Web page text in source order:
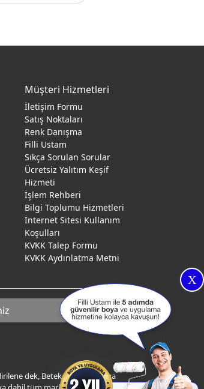
X
Müşteri Hizmetleri
İletişim Formu
Satış Noktaları
Renk Danışma
Filli Ustam
Sıkça Sorulan Sorular
Ücretsiz Yalıtım Keşif
Hizmeti
İşlem Rehberi
Bilgi Toplumu Hizmetleri
İnternet Sitesi Kullanım
Koşulları
KVKK Talep Formu
KVKK Aydınlatma Metni
dek, Betek Boya ve Kimya